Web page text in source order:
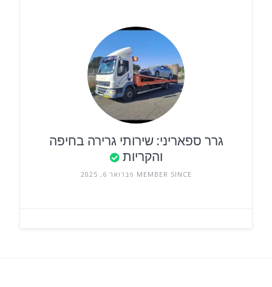
גרר ספאריני: שירותי גרירה בחיפה
והקריות
MEMBER SINCE פברואר 6, 2025